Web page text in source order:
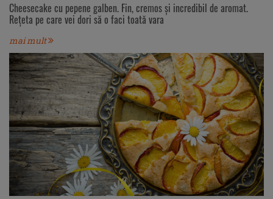
Cheesecake cu pepene galben. Fin, cremos și incredibil de aromat.
Rețeta pe care vei dori să o faci toată vara
mai mult